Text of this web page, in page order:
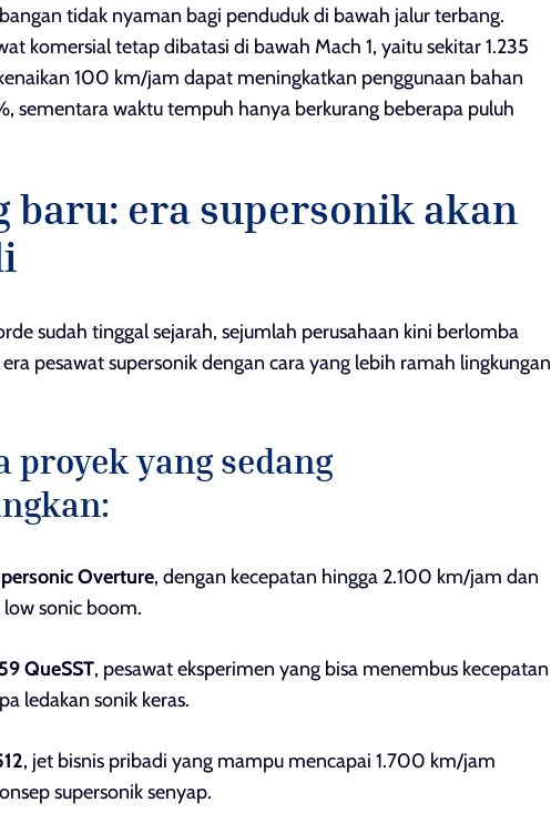
tidak nyaman bagi penduduk di bawah jalur terbang.
komersial tetap dibatasi di bawah Mach 1, yaitu sekitar 1.235
100 km/jam dapat meningkatkan penggunaan bahan
sementara waktu tempuh hanya berkurang beberapa puluh
baru: era supersonik akan
sudah tinggal sejarah, sejumlah perusahaan kini berlomba
pesawat supersonik dengan cara yang lebih ramah lingkungan
proyek yang sedang
Overture, dengan kecepatan hingga 2.100 km/jam dan
sonic boom.
QueSST, pesawat eksperimen yang bisa menembus kecepatan
ledakan sonik keras.
, jet bisnis pribadi yang mampu mencapai 1.700 km/jam
supersonik senyap.